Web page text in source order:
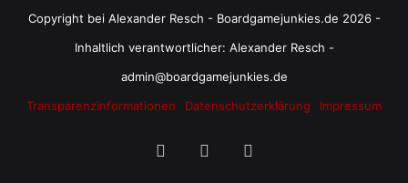
Copyright bei Alexander Resch - Boardgamejunkies.de 2026 -
Inhaltlich verantwortlicher: Alexander Resch -
admin@boardgamejunkies.de
Transparenzinformationen
Datenschutzerklärung Impressum
Facebook